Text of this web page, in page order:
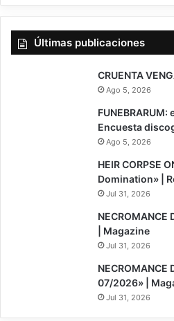
más bizarro. Muchísimas gracias por
Gracias a vosotros por buscarnos.
Últimas publicaciones
CRUENTA
Ago 5, 2026
FUNEBRARUM:
Encuesta
Ago 5, 2026
HEIR CORPSE
Domination» |
Jul 31, 2026
| Magazine
Jul 31, 2026
NECROMANCE
07/2026» |
Jul 31, 2026